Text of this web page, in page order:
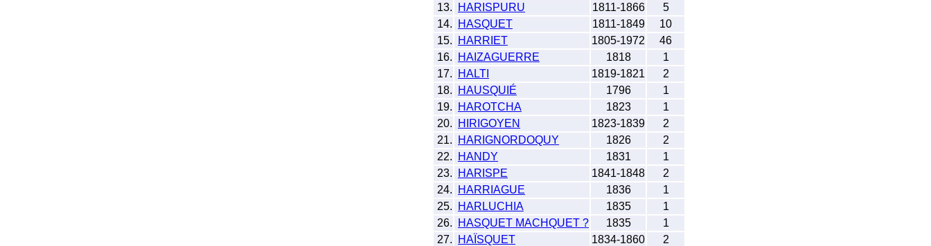
13.
HARISPURU 1811-1866
5
14.
HASQUET 1811-1849
10
15.
HARRIET 1805-1972
46
16.
HAIZAGUERRE 1818
1
17.
HALTI 1819-1821
2
18.
HAUSQUIÉ 1796
1
19.
HAROTCHA 1823
1
20.
HIRIGOYEN 1823-1839
2
21.
HARIGNORDOQUY 1826
2
22.
HANDY 1831
1
23.
HARISPE 1841-1848
2
24.
HARRIAGUE 1836
1
25.
HARLUCHIA 1835
1
26.
HASQUET MACHQUET ? 1835
1
27.
HAÏSQUET 1834-1860 2